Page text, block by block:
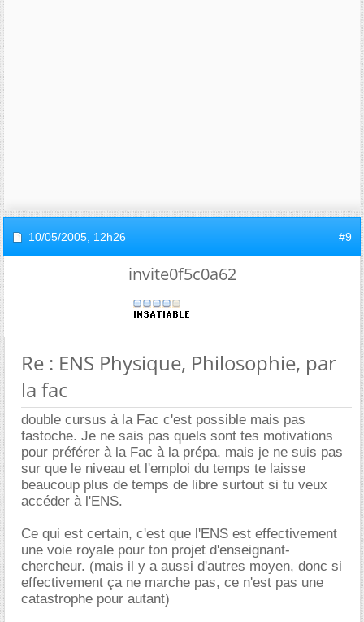
10/05/2005, 12h26 #9
invite0f5c0a62
Re : ENS Physique, Philosophie, par
la fac
double cursus à la Fac c'est possible mais pas
fastoche. Je ne sais pas quels sont tes motivations
pour préférer à la Fac à la prépa, mais je ne suis pas
sur que le niveau et l'emploi du temps te laisse
beaucoup plus de temps de libre surtout si tu veux
accéder à l'ENS.
Ce qui est certain, c'est que l'ENS est effectivement
une voie royale pour ton projet d'enseignant-
chercheur. (mais il y a aussi d'autres moyen, donc si
effectivement ça ne marche pas, ce n'est pas une
catastrophe pour autant)